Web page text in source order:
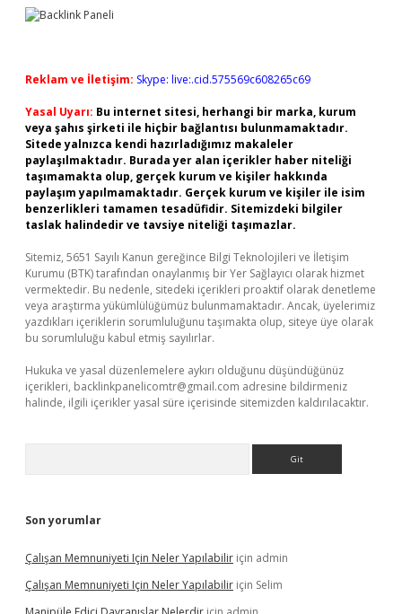
Reklam ve İletişim: Skype: live:.cid.575569c608265c69
Yasal Uyarı: Bu internet sitesi, herhangi bir marka, kurum
veya şahıs şirketi ile hiçbir bağlantısı bulunmamaktadır.
Sitede yalnızca kendi hazırladığımız makaleler
paylaşılmaktadır. Burada yer alan içerikler haber niteliği
taşımamakta olup, gerçek kurum ve kişiler hakkında
paylaşım yapılmamaktadır. Gerçek kurum ve kişiler ile isim
benzerlikleri tamamen tesadüfidir. Sitemizdeki bilgiler
taslak halindedir ve tavsiye niteliği taşımazlar.
Sitemiz, 5651 Sayılı Kanun gereğince Bilgi Teknolojileri ve İletişim
Kurumu (BTK) tarafından onaylanmış bir Yer Sağlayıcı olarak hizmet
vermektedir. Bu nedenle, sitedeki içerikleri proaktif olarak denetleme
veya araştırma yükümlülüğümüz bulunmamaktadır. Ancak, üyelerimiz
yazdıkları içeriklerin sorumluluğunu taşımakta olup, siteye üye olarak
bu sorumluluğu kabul etmiş sayılırlar.
Hukuka ve yasal düzenlemelere aykırı olduğunu düşündüğünüz
içerikleri, backlinkpanelicomtr@gmail.com adresine bildirmeniz
halinde, ilgili içerikler yasal süre içerisinde sitemizden kaldırılacaktır.
Son yorumlar
Çalışan Memnuniyeti Için Neler Yapılabilir için admin
Çalışan Memnuniyeti Için Neler Yapılabilir için Selim